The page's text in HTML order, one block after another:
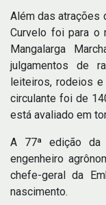
Além das atrações
Curvelo foi para o
Mangalarga
julgamentos de
leiteiros, rodeios
circulante foi de
está avaliado em
A 77ª edição da
engenheiro
chefe-geral da
nascimento.